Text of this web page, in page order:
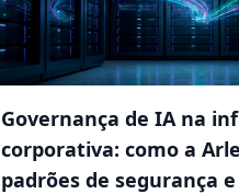
Governança de IA na
corporativa: como a
padrões de segurança